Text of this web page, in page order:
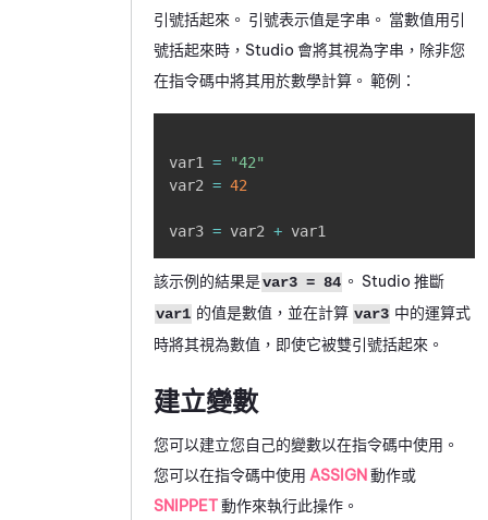
引號括起來。 引號表示值是字串。 當數值用引
號括起來時， Studio 會將其視為字串，除非您
在指令碼中將其用於數學計算。 範例：
var1 =
"42"
var2 = 42
var3 = var2 +
該示例的結果是var3 = 84 。 Studio 推斷
var1 的值是數值，並在計算 var3 中的運算式
時將其視為數值，即使它被雙引號括起來。
建立變數
您可以建立您自己的變數以在指令碼中使用。
您可以在指令碼中使用 ASSIGN動作或
SNIPPET動作來執行此操作。